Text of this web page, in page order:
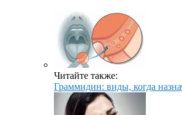
Читайте также:
Граммидин: виды, когда